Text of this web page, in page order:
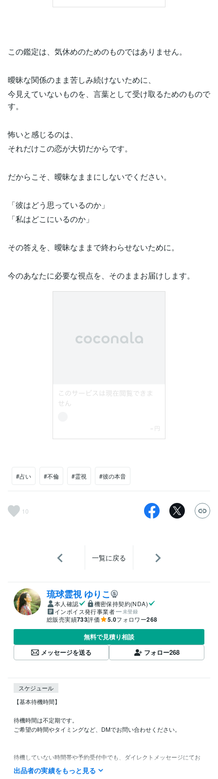
この鑑定は、気休めのためのものではありません。
曖昧な関係のまま苦しみ続けないために、
今見えていないものを、言葉として受け取るためのもので
す。
怖いと感じるのは、
それだけこの恋が大切だからです。
だからこそ、曖昧なままにしないでください。
「彼はどう思っているのか」
「私はどこにいるのか」
その答えを、曖昧なままで終わらせないために。
今のあなたに必要な視点を、そのままお届けします。
#占い #不倫 #霊視 #彼の本音
10
一覧に戻る
琉球霊視 ゆりこ
本人確認
機密保持契約(NDA)
インボイス発行事業者
未登録
総販売実績733評価 5.0フォロワー268
無料で見積り相談
メッセージを送る
フォロー268
スケジュール
【基本待機時間】
待機時間は不定期です。
ご希望の時間やタイミングなど、DMでお問い合わせください。
待機していない時間帯や予約受付中でも、ダイレクトメッセージにてお
問合せいただけましたら、対応できる場合もあります。
出品者の実績をもっと見る